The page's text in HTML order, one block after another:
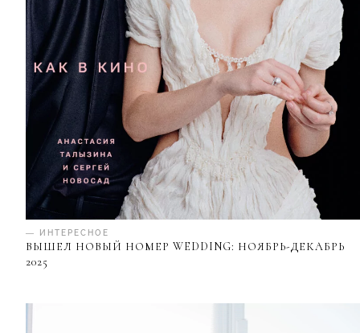
— ИНТЕРЕСНОЕ
ВЫШЕЛ НОВЫЙ НОМЕР WEDDING: НОЯБРЬ-ДЕКАБРЬ
2025